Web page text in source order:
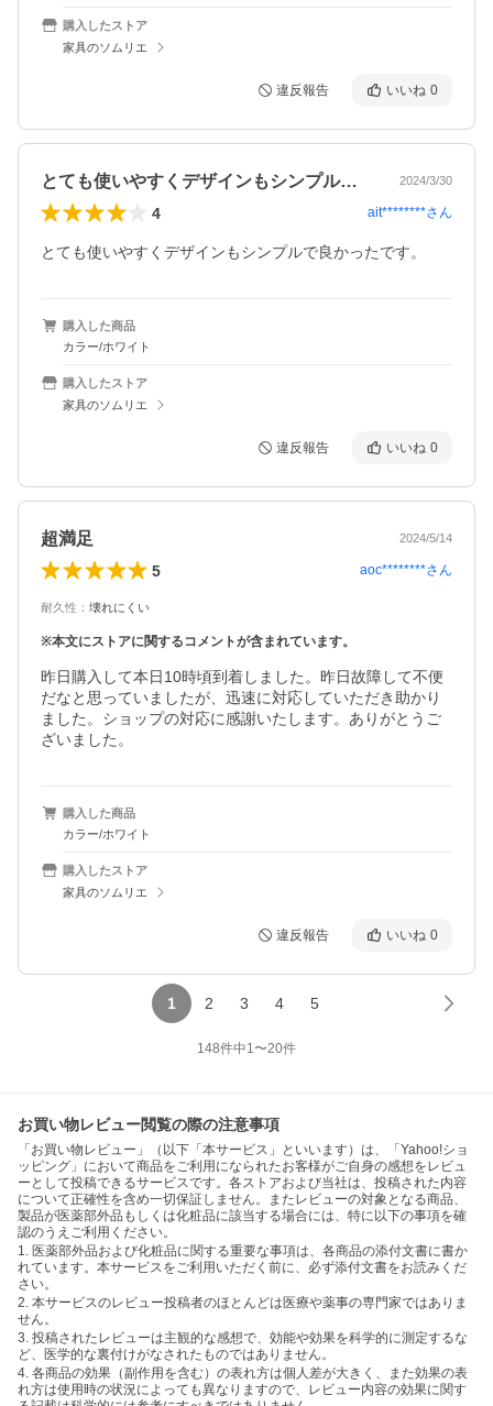
購入したストア
家具のソムリエ
違反報告 いいね 0
とても使いやすくデザインもシンプルで良… 2024/3/30
4 ait********さん
とても使いやすくデザインもシンプルで良かったです。
購入した商品
カラー/ホワイト
購入したストア
家具のソムリエ
違反報告 いいね 0
超満足 2024/5/14
5 aoc********さん
耐久性 ： 壊れにくい
※本文にストアに関するコメントが含まれています。
昨日購入して本日10時頃到着しました。昨日故障して不便
だなと思っていましたが、迅速に対応していただき助かり
ました。ショップの対応に感謝いたします。ありがとうご
ざいました。
購入した商品
カラー/ホワイト
購入したストア
家具のソムリエ
違反報告 いいね 0
1 2 3 4 5
148件中1〜20件
お買い物レビュー閲覧の際の注意事項
「お買い物レビュー」（以下「本サービス」といいます）は、「Yahoo!ショ
ッピング」において商品をご利用になられたお客様がご自身の感想をレビュ
ーとして投稿できるサービスです。各ストアおよび当社は、投稿された内容
について正確性を含め一切保証しません。またレビューの対象となる商品、
製品が医薬部外品もしくは化粧品に該当する場合には、特に以下の事項を確
認のうえご利用ください。
1. 医薬部外品および化粧品に関する重要な事項は、各商品の添付文書に書か
れています。本サービスをご利用いただく前に、必ず添付文書をお読みくだ
さい。
2. 本サービスのレビュー投稿者のほとんどは医療や薬事の専門家ではありま
せん。
3. 投稿されたレビューは主観的な感想で、効能や効果を科学的に測定するな
ど、医学的な裏付けがなされたものではありません。
4. 各商品の効果（副作用を含む）の表れ方は個人差が大きく、また効果の表
れ方は使用時の状況によっても異なりますので、レビュー内容の効果に関す